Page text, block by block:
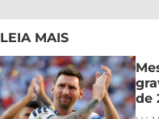
LEIA MAIS
de